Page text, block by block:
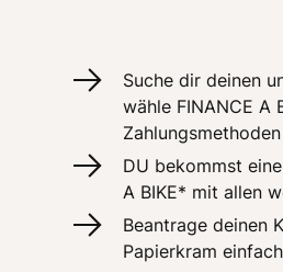
Suche dir deinen
wähle FINANCE A
Zahlungsmethoden
DU bekommst
A BIKE* mit allen
Beantrage deinen
Papierkram